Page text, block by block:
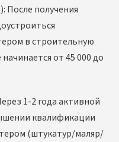
После получения
в строительную
от 45 000 до
1-2 года активной
квалификации
(штукатур/маляр/